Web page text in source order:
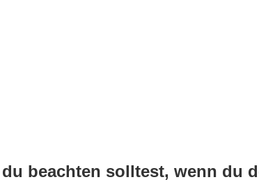
beachten solltest, wenn du